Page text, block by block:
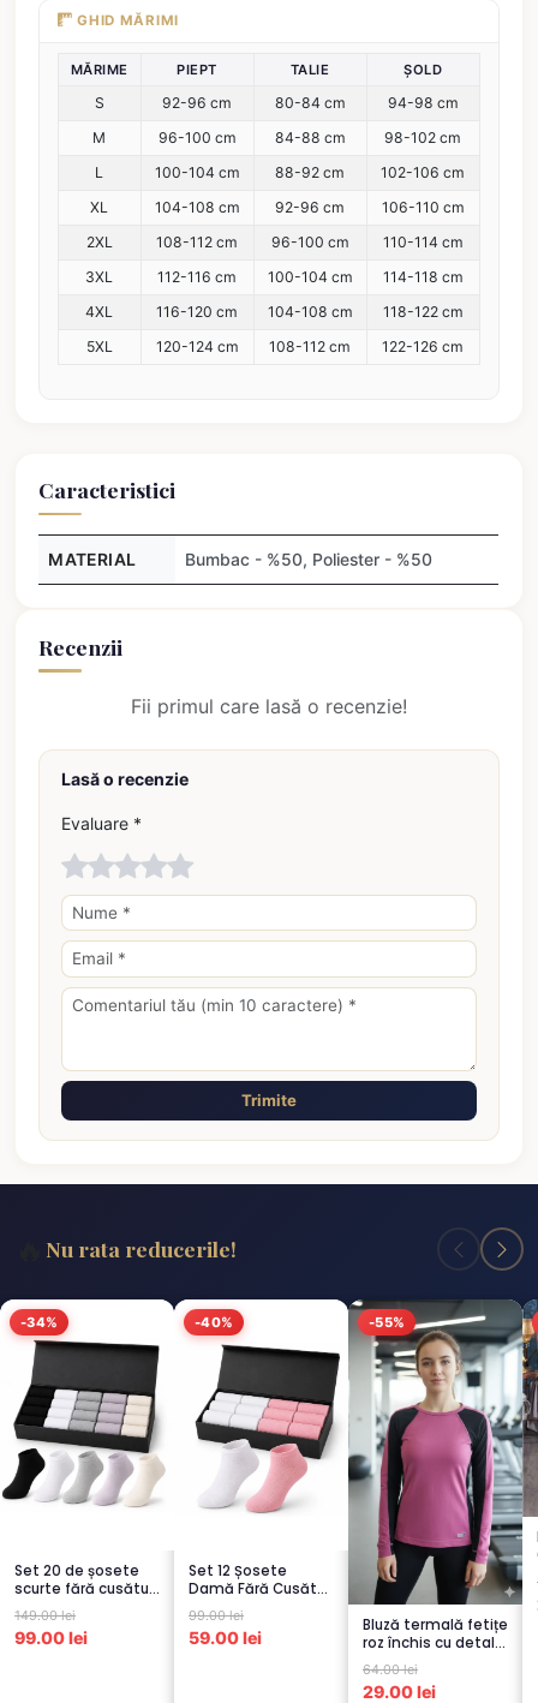
GHID MĂRIMI
MĂRIME PIEPT TALIE ȘOLD
S 92-96 cm 80-84 cm
94-98 cm
M
96-100 cm 84-88 cm
98-102 cm
L
100-104 cm 88-92 cm
102-106 cm
XL
104-108 cm 92-96 cm
106-110 cm
2XL
108-112 cm 96-100 cm
110-114 cm
3XL
112-116 cm 100-104 cm
114-118 cm
4XL
116-120 cm 104-108 cm
118-122 cm
5XL
120-124 cm 108-112 cm 122-126 cm
Caracteristici
MATERIAL Bumbac - %50, Poliester - %50
Recenzii
Fii primul care lasă o recenzie!
Lasă o recenzie
Evaluare *
Trimite
Nu rata reducerile!
-34%
Set 20 de șosete
scurte fără cusături
pentru femei – 5...
149.00 lei
99.00 lei
-40%
Set 12 Șosete
Damă Fără Cusături
– 6 Albe + 6 Roz –
Scu...
99.00 lei
59.00 lei
-55%
Bluză termală fetițe
roz închis cu detalii
negre, cu pu...
64.00 lei
29.00 lei